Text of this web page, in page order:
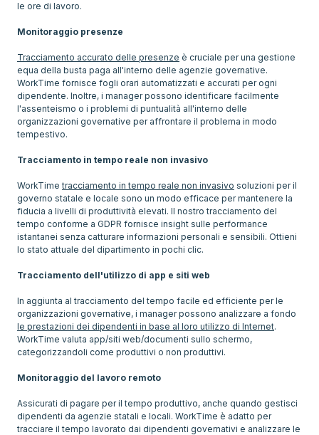
le ore di lavoro.
Monitoraggio presenze
Tracciamento accurato delle presenze è cruciale per una gestione
equa della busta paga all'interno delle agenzie governative.
WorkTime fornisce fogli orari automatizzati e accurati per ogni
dipendente. Inoltre, i manager possono identificare facilmente
l'assenteismo o i problemi di puntualità all'interno delle
organizzazioni governative per affrontare il problema in modo
tempestivo.
Tracciamento in tempo reale non invasivo
WorkTimetracciamento in tempo reale non invasivo soluzioni per il
governo statale e locale sono un modo efficace per mantenere la
fiducia a livelli di produttività elevati. Il nostro tracciamento del
tempo conforme a GDPR fornisce insight sulle performance
istantanei senza catturare informazioni personali e sensibili. Ottieni
lo stato attuale del dipartimento in pochi clic.
Tracciamento dell'utilizzo di app e siti web
In aggiunta al tracciamento del tempo facile ed efficiente per le
organizzazioni governative, i manager possono analizzare a fondo
le prestazioni dei dipendenti in base al loro utilizzo di Internet.
WorkTime valuta app/siti web/documenti sullo schermo,
categorizzandoli come produttivi o non produttivi.
Monitoraggio del lavoro remoto
Assicurati di pagare per il tempo produttivo, anche quando gestisci
dipendenti da agenzie statali e locali. WorkTime è adatto per
tracciare il tempo lavorato dai dipendenti governativi e analizzare le